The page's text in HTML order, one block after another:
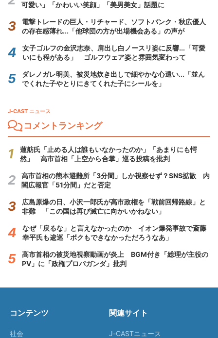
可愛い」「かわいい笑顔」「美男美女」話題に
電撃トレードの巨人・リチャード、ソフトバンク・秋広優人
の存在感薄れ...「他球団の方が出場機会ある」の声が
女子ゴルフの金沢志奈、肩出し白ノースリ姿に反響...「可愛
いにも程がある」 ゴルフウェア姿と雰囲気変わって
ダレノガレ明美、被災地炊き出しで細やかな心遣い...「並ん
でくれた子やとりにきてくれた子にシールを」
J-CAST ニュース
コメントランキング
蓮舫氏「止める人は誰もいなかったのか」「あまりにも愕
然」 高市首相「上空から合掌」巡る投稿を批判
高市首相の熊本避難所「3分間」しか視察せず？SNS拡散 内
閣広報官「51分間」だと否定
広島原爆の日、小沢一郎氏が高市政権を「戦前回帰路線」と
非難 「この国は再び滅亡に向かいかねない」
なぜ「戻るな」と言えなかったのか イオン爆発事故で斎藤
幸平氏も逡巡「ボクもできなかっただろうなあ」
高市首相の被災地視察動画が炎上 BGM付き「総理が主役の
PV」に「政権プロパガンダ」批判
コンテンツ
社会
関連サイト
J-CASTニュース